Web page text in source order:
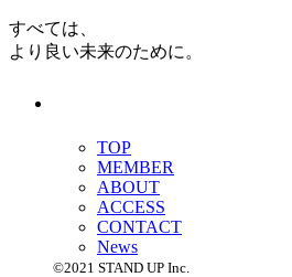
すべては、
より良い未来のために。
TOP
MEMBER
ABOUT
ACCESS
CONTACT
News
©2021 STAND UP Inc.